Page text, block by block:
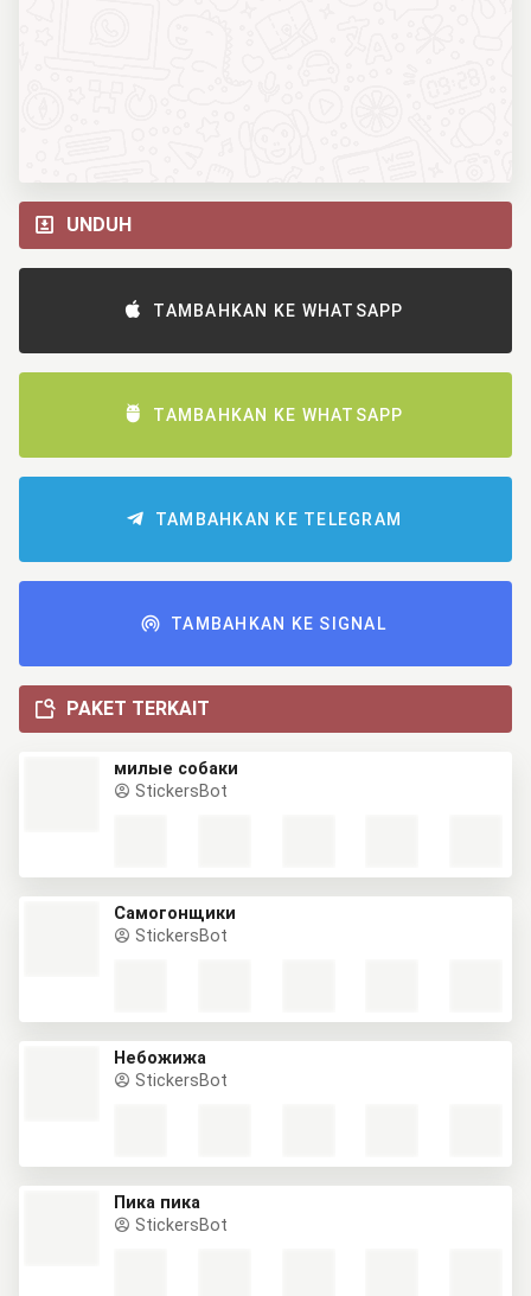
UNDUH
TAMBAHKAN KE WHATSAPP
TAMBAHKAN KE WHATSAPP
TAMBAHKAN KE TELEGRAM
TAMBAHKAN KE SIGNAL
PAKET TERKAIT
милые собаки
StickersBot
Самогонщики
StickersBot
Небожижа
StickersBot
Пика пика
StickersBot